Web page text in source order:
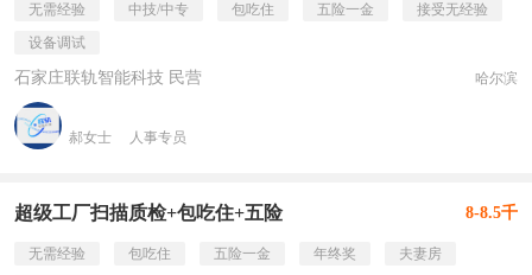
无需经验 中技/中专 包吃住 五险一金
接受无经验
设备调试
石家庄联轨智能科技 民营 哈尔滨
郝女士 人事专员
超级工厂扫描质检+包吃住+五险 8-8.5千
无需经验 包吃住 五险一金 年终奖
夫妻房